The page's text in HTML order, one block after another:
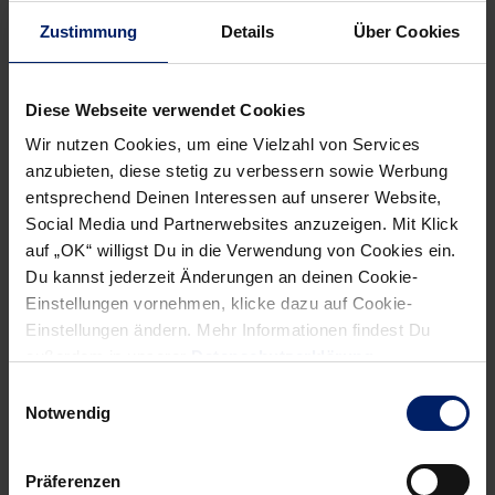
Zustimmung Details Über Cookies
Diese Webseite verwendet Cookies
Wir nutzen Cookies, um eine Vielzahl von Services
anzubieten, diese stetig zu verbessern sowie Werbung
entsprechend Deinen Interessen auf unserer Website,
Social Media und Partnerwebsites anzuzeigen. Mit Klick
auf „OK“ willigst Du in die Verwendung von Cookies ein.
Du kannst jederzeit Änderungen an deinen Cookie-
Einstellungen vornehmen, klicke dazu auf Cookie-
Einstellungen ändern. Mehr Informationen findest Du
Notwendig
Präferenzen
arbeiten zu können. Zuletzt sind Namen wie Mads Mensah
Würden solche Spieler in das Löwen-Konzept passen?
Storm: Wir haben jetzt mit Gudmundur Gudmundsson
einen sehr guten Trainer, der erfolgreich arbeitet. Alles
andere ist Zukunftsmusik. Nikolaj Jacobsen hat in Aalborg
eine junge Truppe, muss sich in der Bundesliga allerdings
auch erst einmal beweisen. Ich hoffe, er kann die gute
Arbeit von Gudmundur hier bei uns fortführen. Die
genannten Spieler sind klasse und würden natürlich in
erstmals finden die kontinentalen Titelkämpfe ohne